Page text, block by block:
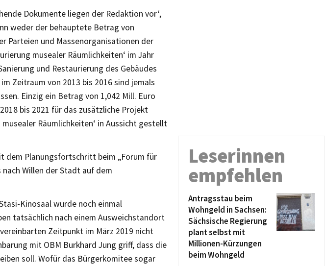
Dokumente liegen der Redaktion vor‘,
weder der behauptete Betrag von
Parteien und Massenorganisationen der
musealer Räumlichkeiten‘ im Jahr
und Restaurierung des Gebäudes
Zeitraum von 2013 bis 2016 sind jemals
Einzig ein Betrag von 1,042 Mill. Euro
bis 2021 für das zusätzliche Projekt
Räumlichkeiten‘ in Aussicht gestellt
dem Planungsfortschritt beim „Forum für
Willen der Stadt auf dem
Kinosaal wurde noch einmal
tatsächlich nach einem Ausweichstandort
Zeitpunkt im März 2019 nicht
mit OBM Burkhard Jung griff, dass die
soll. Wofür das Bürgerkomitee sogar
Leserinnen
empfehlen
Antragsstau beim
Wohngeld in Sachsen:
Sächsische Regierung
plant selbst mit
Millionen-Kürzungen
beim Wohngeld